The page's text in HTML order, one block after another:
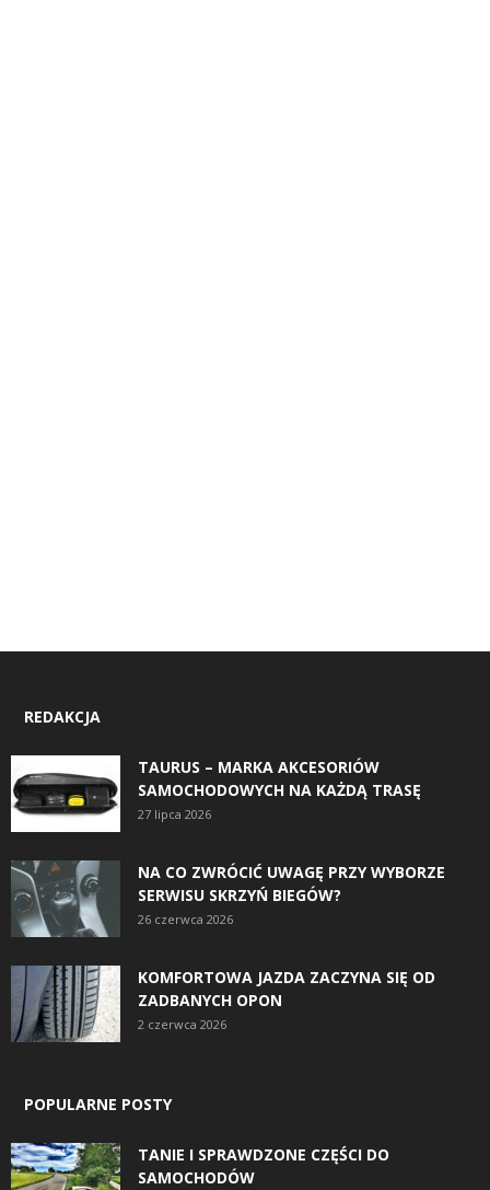
REDAKCJA
TAURUS – MARKA AKCESORIÓW
SAMOCHODOWYCH NA KAŻDĄ TRASĘ
27 lipca 2026
NA CO ZWRÓCIĆ UWAGĘ PRZY WYBORZE
SERWISU SKRZYŃ BIEGÓW?
26 czerwca 2026
KOMFORTOWA JAZDA ZACZYNA SIĘ OD
ZADBANYCH OPON
2 czerwca 2026
POPULARNE POSTY
TANIE I SPRAWDZONE CZĘŚCI DO
SAMOCHODÓW